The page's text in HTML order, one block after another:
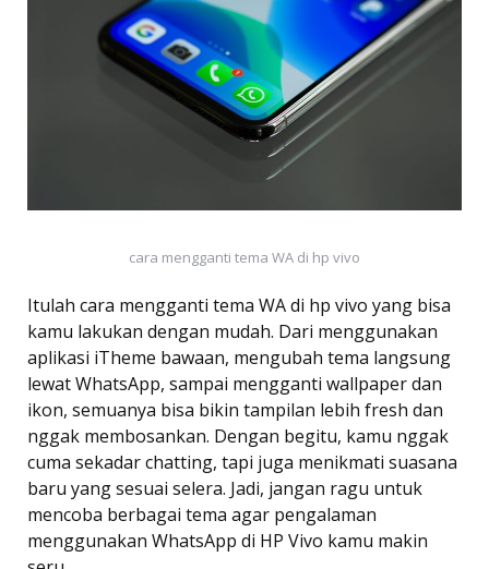
cara mengganti tema WA di hp vivo
Itulah cara mengganti tema WA di hp vivo yang bisa
kamu lakukan dengan mudah. Dari menggunakan
aplikasi iTheme bawaan, mengubah tema langsung
lewat WhatsApp, sampai mengganti wallpaper dan
ikon, semuanya bisa bikin tampilan lebih fresh dan
nggak membosankan. Dengan begitu, kamu nggak
cuma sekadar chatting, tapi juga menikmati suasana
baru yang sesuai selera. Jadi, jangan ragu untuk
mencoba berbagai tema agar pengalaman
menggunakan WhatsApp di HP Vivo kamu makin